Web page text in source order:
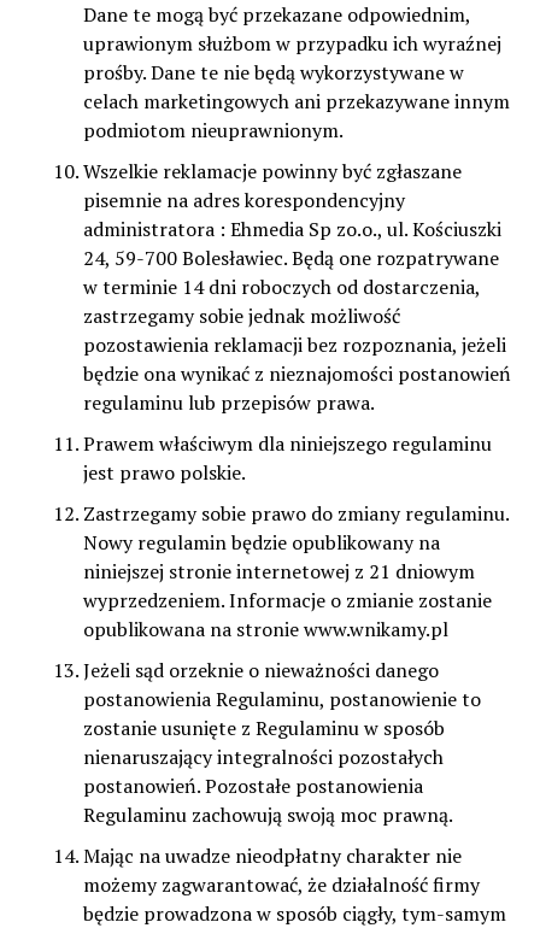
Dane te mogą być przekazane odpowiednim,
uprawionym służbom w przypadku ich wyraźnej
prośby. Dane te nie będą wykorzystywane w
celach marketingowych ani przekazywane innym
podmiotom nieuprawnionym.
Wszelkie reklamacje powinny być zgłaszane
pisemnie na adres korespondencyjny
administratora : Ehmedia Sp zo.o., ul. Kościuszki
24, 59-700 Bolesławiec. Będą one rozpatrywane
w terminie 14 dni roboczych od dostarczenia,
zastrzegamy sobie jednak możliwość
pozostawienia reklamacji bez rozpoznania, jeżeli
będzie ona wynikać z nieznajomości postanowień
regulaminu lub przepisów prawa.
Prawem właściwym dla niniejszego regulaminu
jest prawo polskie.
Zastrzegamy sobie prawo do zmiany regulaminu.
Nowy regulamin będzie opublikowany na
niniejszej stronie internetowej z 21 dniowym
wyprzedzeniem. Informacje o zmianie zostanie
opublikowana na stronie www.wnikamy.pl
Jeżeli sąd orzeknie o nieważności danego
postanowienia Regulaminu, postanowienie to
zostanie usunięte z Regulaminu w sposób
nienaruszający integralności pozostałych
postanowień. Pozostałe postanowienia
Regulaminu zachowują swoją moc prawną.
Mając na uwadze nieodpłatny charakter nie
możemy zagwarantować, że działalność firmy
będzie prowadzona w sposób ciągły, tym-samym